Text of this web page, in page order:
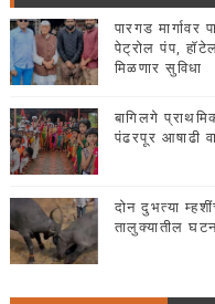
पारगड मार्गावर
पेट्रोल पंप,
मिळणार सुविधा
बागिलगे
पंढरपूर आषाढी
दोन दुभत्या
तालुक्यातील